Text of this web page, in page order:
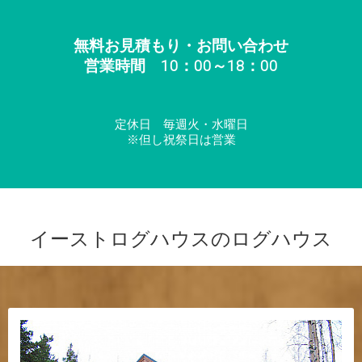
無料お見積もり・お問い合わせ
営業時間 10：00～18：00
定休日 毎週火・水曜日
※但し祝祭日は営業
イーストログハウスのログハウス